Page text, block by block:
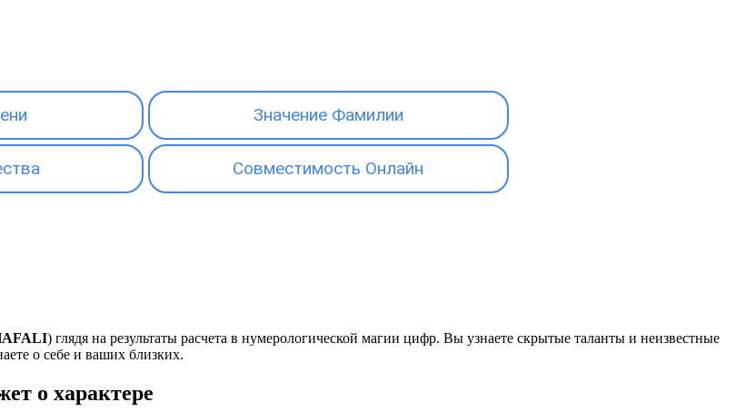
Значение Фамилии
Совместимость Онлайн
) глядя на результаты расчета в нумерологической магии цифр. Вы узнаете скрытые таланты и неизвестные
о себе и ваших близких.
о характере